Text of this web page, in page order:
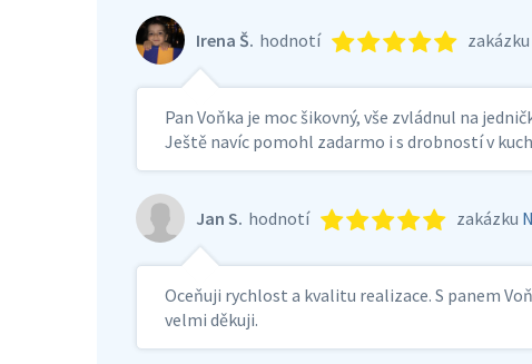
Irena Š. hodnotí zakázku
Pan Voňka je moc šikovný, vše zvládnul na
Ještě navíc pomohl zadarmo i s drobností v
Jan S. hodnotí zakázku
Oceňuji rychlost a kvalitu realizace. S panem
velmi děkuji.